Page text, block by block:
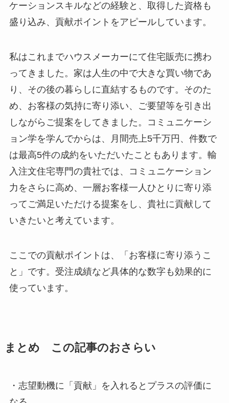
ケーションスキルなどの経験と、取得した資格も
盛り込み、貢献ポイントをアピールしています。
私はこれまでハウスメーカーにて住宅販売に携わ
ってきました。家は人生の中で大きな買い物であ
り、その後の暮らしに直結するものです。そのた
め、お客様の気持に寄り添い、ご要望等を引き出
しながらご提案をしてきました。コミュニケーシ
ョン学を学んでからは、月間売上5千万円、件数で
は最高5件の成約をいただいたこともあります。輸
入注文住宅専門の貴社では、コミュニケーション
力をさらに高め、一層お客様一人ひとりに寄り添
ってご満足いただける提案をし、貴社に貢献して
いきたいと考えています。
ここでの貢献ポイントは、「お客様に寄り添うこ
と」です。受注成績など具体的な数字も効果的に
使っています。
まとめ この記事のおさらい
・志望動機に「貢献」を入れるとプラスの評価に